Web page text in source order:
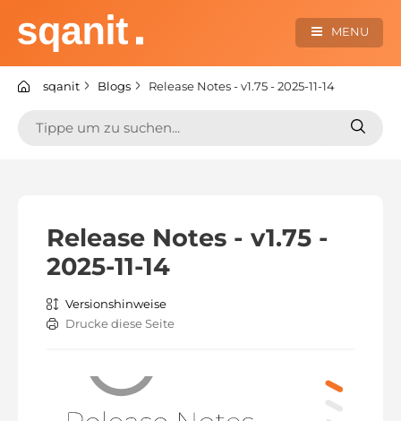
Inhalt
springen
sqanit Knowledge center
MENU
sqanit Blogs Release Notes - v1.75 - 2025-11-14
Suchen
Release Notes - v1.75 -
2025-11-14
Versionshinweise
Drucke diese Seite